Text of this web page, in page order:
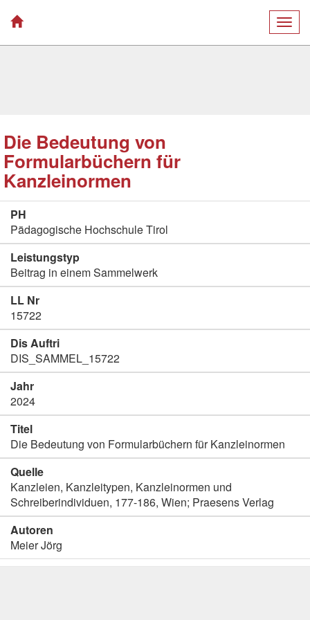
Die Bedeutung von
Formularbüchern für
Kanzleinormen
PH
Pädagogische Hochschule Tirol
Leistungstyp
Beitrag in einem Sammelwerk
LL Nr
15722
Dis Auftri
DIS_SAMMEL_15722
Jahr
2024
Titel
Die Bedeutung von Formularbüchern für Kanzleinormen
Quelle
Kanzleien, Kanzleitypen, Kanzleinormen und
Schreiberindividuen, 177-186, Wien; Praesens Verlag
Autoren
Meier Jörg